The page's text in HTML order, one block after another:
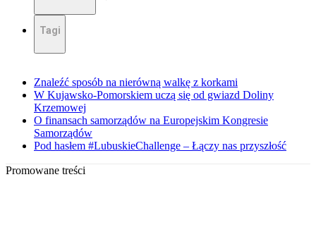
Tagi
Znaleźć sposób na nierówną walkę z korkami
W Kujawsko-Pomorskiem uczą się od gwiazd Doliny
Krzemowej
O finansach samorządów na Europejskim Kongresie
Samorządów
Pod hasłem #LubuskieChallenge – Łączy nas przyszłość
Promowane treści